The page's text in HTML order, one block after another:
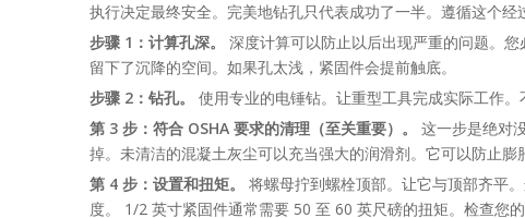
执行决定最终安全。完美地钻孔只代表成功了一半。遵循这个经
步骤 1：计算孔深。
深度计算可以防止以后出现严重的问题。
留下了沉降的空间。如果孔太浅，紧固件会提前触底。
步骤 2：钻孔。
使用专业的电锤钻。让重型工具完成实际工作
第 3 步：符合 OSHA 要求的清理（至关重要）。
这一步是绝对
掉。未清洁的混凝土灰尘可以充当强大的润滑剂。它可以防止
第 4 步：设置和扭矩。
将螺母拧到螺栓顶部。让它与顶部齐平
度。 1/2 英寸紧固件通常需要 50 至 60 英尺磅的扭矩。检查您的